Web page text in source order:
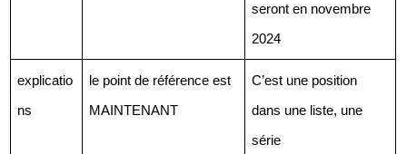
semaine dernière, l'année dernière, ...". On le dit très
couramment. Quand on utilise donc "dernière" après le
nom, c'est qu'on parle donc d'un événement passé et
seront en novembre
2024
explicatio
ns
le point de référence est
MAINTENANT
C’est une position
dans une liste, une
série